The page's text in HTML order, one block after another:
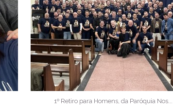
1º Retiro para Homens, da Paróquia Nos...